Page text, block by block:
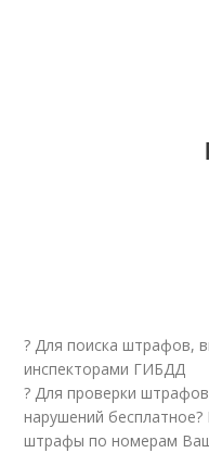
? Для поиска штрафов,
инспекторами ГИБДД
? Для проверки
нарушений
штрафы по номерам